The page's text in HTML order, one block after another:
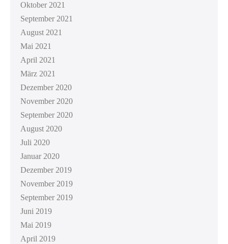
Oktober 2021
September 2021
August 2021
Mai 2021
April 2021
März 2021
Dezember 2020
November 2020
September 2020
August 2020
Juli 2020
Januar 2020
Dezember 2019
November 2019
September 2019
Juni 2019
Mai 2019
April 2019